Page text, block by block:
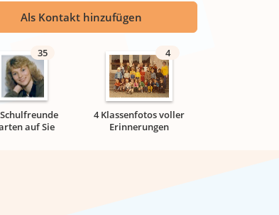
Als Kontakt hinzufügen
35
auf Sie
4
4 Klassenfotos voller
Erinnerungen